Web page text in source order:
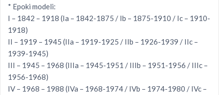
* Epoki modeli:
I – 1842 – 1918 (Ia – 1842-1875 / Ib – 1875-1910 / Ic – 1910-
1918)
II – 1919 – 1945 (IIa – 1919-1925 / IIb – 1926-1939 / IIc –
1939-1945)
III – 1945 – 1968 (IIIa – 1945-1951 / IIIb – 1951-1956 / IIIc –
1956-1968)
IV – 1968 – 1988 (IVa – 1968-1974 / IVb – 1974-1980 / IVc –